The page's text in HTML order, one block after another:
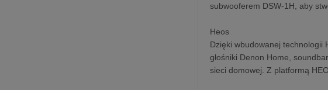
subwooferem DSW-1H, aby
Heos
Dzięki wbudowanej technologii
głośniki Denon Home,
sieci domowej. Z platformą